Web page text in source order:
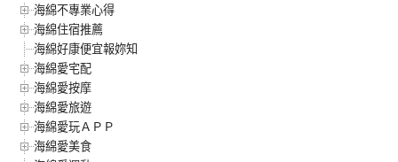
海綿不專業心得
海綿住宿推薦
海綿好康便宜報妳知
海綿愛宅配
海綿愛按摩
海綿愛旅遊
海綿愛玩ＡＰＰ
海綿愛美食